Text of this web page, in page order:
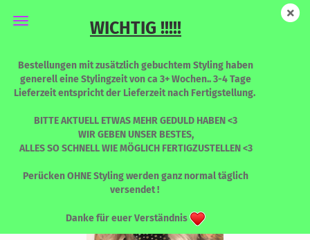
WICHTIG !!!!!
Bestellungen mit zusätzlich gebuchtem Styling haben
generell eine Stylingzeit von ca 3+ Wochen.. 3-4 Tage
Lieferzeit entspricht der Lieferzeit nach Fertigstellung.
BITTE AKTUELL ETWAS MEHR GEDULD HABEN <3
WIR GEBEN UNSER BESTES,
ALLES SO SCHNELL WIE MÖGLICH FERTIGZUSTELLEN <3
Perücken OHNE Styling werden ganz normal täglich
versendet !
Danke für euer Verständnis
ENVY - Winter tale